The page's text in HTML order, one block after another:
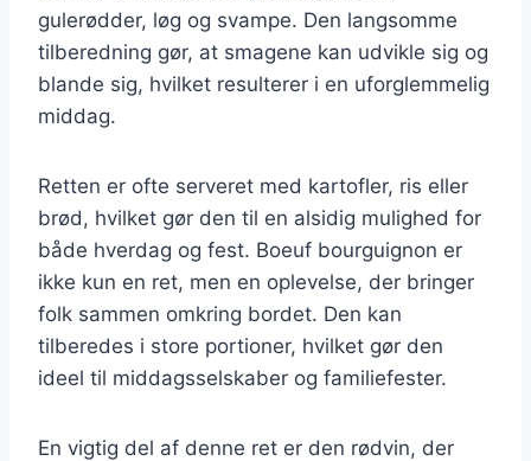
gulerødder, løg og svampe. Den langsomme
tilberedning gør, at smagene kan udvikle sig og
blande sig, hvilket resulterer i en uforglemmelig
middag.
Retten er ofte serveret med kartofler, ris eller
brød, hvilket gør den til en alsidig mulighed for
både hverdag og fest. Boeuf bourguignon er
ikke kun en ret, men en oplevelse, der bringer
folk sammen omkring bordet. Den kan
tilberedes i store portioner, hvilket gør den
ideel til middagsselskaber og familiefester.
En vigtig del af denne ret er den rødvin, der